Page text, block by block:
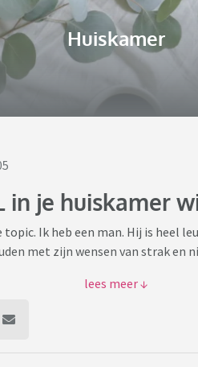
Huiskamer
in je huiskamer
Ik heb een man. Hij is heel
met zijn wensen van strak en
ik het wel weten. Dan kwam er